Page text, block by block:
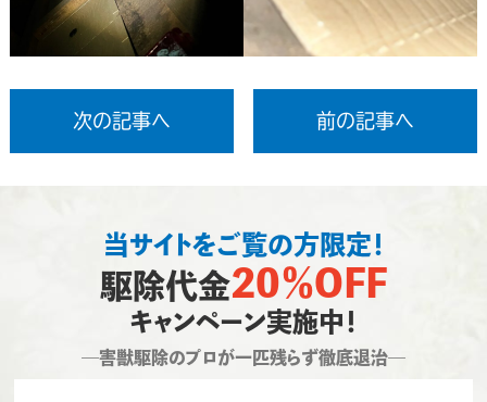
次の記事へ 前の記事へ
当サイトをご覧の方限定！
駆除代金20％OFF
キャンペーン実施中！
―害獣駆除のプロが一匹残らず徹底退治―